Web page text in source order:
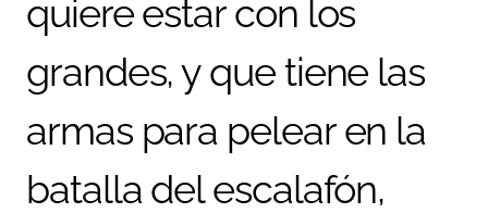
quiere estar con los
grandes, y que tiene las
armas para pelear en la
batalla del escalafón,